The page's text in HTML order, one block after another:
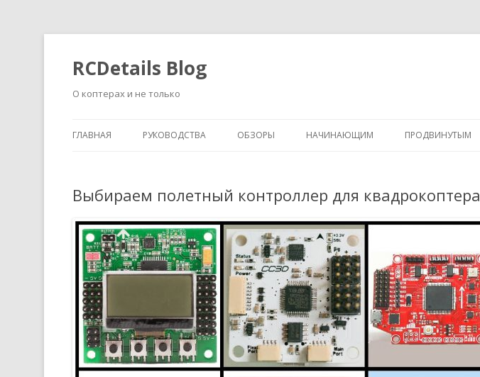
RCDetails Blog
О коптерах и не только
ГЛАВНАЯ РУКОВОДСТВА ОБЗОРЫ НАЧИНАЮЩИМ ПРОДВИНУТЫМ
Выбираем полетный контроллер для квадрокоптера